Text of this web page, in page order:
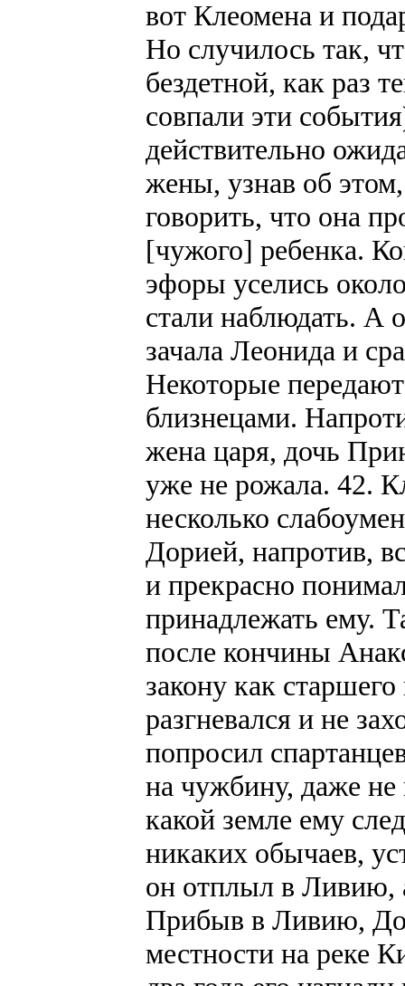
вот Клеомена и
Но случилось так,
бездетной, как раз
совпали эти
действительно
жены, узнав об
говорить, что она
[чужого] ребенка.
эфоры уселись
стали наблюдать. А
зачала Леонида и
Некоторые
близнецами.
жена царя, дочь
уже не рожала. 42.
несколько
Дорией, напротив,
и прекрасно
принадлежать ему.
после кончины
закону как
разгневался и не
попросил
на чужбину, даже не
какой земле ему
никаких обычаев,
он отплыл в Ливию,
Прибыв в Ливию,
местности на реке